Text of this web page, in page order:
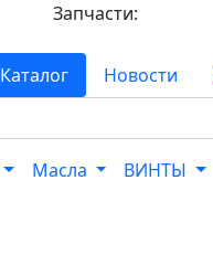
Запчасти:
Каталог Новости
Масла ВИНТЫ